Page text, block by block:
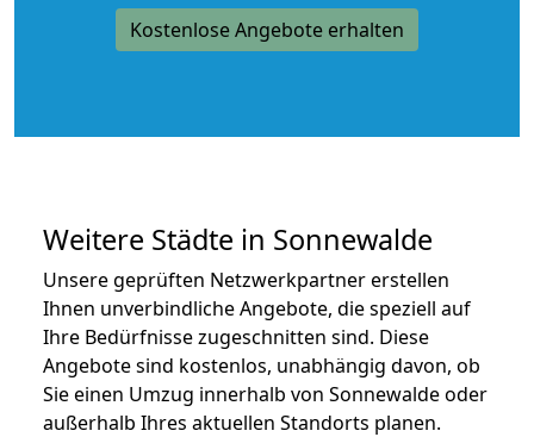
Kostenlose Angebote erhalten
Weitere Städte in Sonnewalde
Unsere geprüften Netzwerkpartner erstellen
Ihnen unverbindliche Angebote, die speziell auf
Ihre Bedürfnisse zugeschnitten sind. Diese
Angebote sind kostenlos, unabhängig davon, ob
Sie einen Umzug innerhalb von Sonnewalde oder
außerhalb Ihres aktuellen Standorts planen.